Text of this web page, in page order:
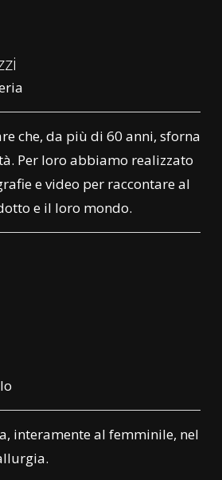
che, da più di 60 anni, sforna
Per loro abbiamo realizzato
e video per raccontare al
e il loro mondo.
interamente al femminile, nel